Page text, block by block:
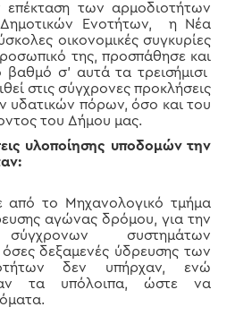
επέκταση των αρμοδιοτήτων
Ενοτήτων, η Νέα
οικονομικές συγκυρίες
της, προσπάθησε και
σ’ αυτά τα τρεισήμισι
στις σύγχρονες προκλήσεις
υδατικών πόρων, όσο και του
του Δήμου μας.
υλοποίησης υποδομών την
από το Μηχανολογικό τμήμα
αγώνας δρόμου, για την
σύγχρονων συστημάτων
δεξαμενές ύδρευσης των
δεν υπήρχαν, ενώ
τα υπόλοιπα, ώστε να